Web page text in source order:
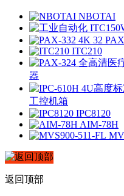
NBOTAI
ITC210
器
工控机箱
IPC8120
AIM-78H
返回顶部